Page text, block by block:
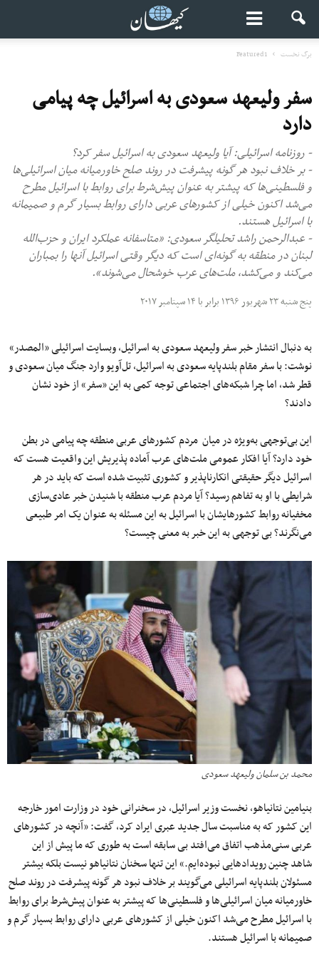
برگ نخست Featured1
سفر ولیعهد سعودی به اسرائیل چه پیامی
دارد
- روزنامه اسرائیلی: آیا ولیعهد سعودی به اسرائیل سفر کرد؟
- بر خلاف نبود هر گونه پیشرفت در روند صلح خاورمیانه میان اسرائیلی‌ها
و فلسطینی‌ها که پیشتر به عنوان پیش‌شرط برای روابط با اسرائیل مطرح
می‌شد اکنون خیلی از کشورهای عربی دارای روابط بسیار گرم و صمیمانه
با اسرائیل هستند.
- عبدالرحمن راشد تحلیلگر سعودی: «متاسفانه عملکرد ایران و حزب‌الله
لبنان در منطقه به گونه‌ای است که دیگر وقتی اسرائیل آنها را بمباران
می‌کند و می‌کشد، ملت‌های عرب خوشحال می‌شوند».
پنج شنبه ۲۳ شهریور ۱۳۹۶ برابر با ۱۴ سپتامبر ۲۰۱۷
به دنبال انتشار خبر سفر ولیعهد سعودی به اسرائیل، وبسایت اسرائیلی «المصدر»
نوشت: با سفر مقام بلندپایه سعودی به اسرائیل، تل‌آویو وارد جنگ میان سعودی و
قطر شد، اما چرا شبکه‌های اجتماعی توجه کمی به این «سفر» از خود نشان
دادند؟
این بی‌توجهی به‌ویژه در میان مردم کشورهای عربی منطقه چه پیامی در بطن
خود دارد؟ آیا افکار عمومی ملت‌های عرب آماده پذیریش این واقعیت هست که
اسرائیل دیگر حقیقتی انکارناپذیر و کشوری تثبیت شده است که باید در هر
شرایطی با او به تفاهم رسید؟ آیا مردم عرب منطقه با شنیدن خبر عادی‌سازی
مخفیانه روابط کشورهایشان با اسرائیل به این مسئله به عنوان یک امر طبیعی
می‌نگرند؟ بی توجهی به این خبر به معنی چیست؟
محمد بن سلمان ولیعهد سعودی
بنیامین نتانیاهو، نخست وزیر اسرائیل، در سخنرانی خود در وزارت امور خارجه
این کشور که به مناسبت سال جدید عبری ایراد کرد، گفت: «آنچه در کشورهای
عربی سنی‌مذهب اتفاق می‌افتد بی سابقه است به طوری که ما پیش از این
شاهد چنین رویدادهایی نبوده‌ایم.» این تنها سخنان نتانیاهو نیست بلکه بیشتر
مسئولان بلندپایه اسرائیلی می‌گویند بر خلاف نبود هر گونه پیشرفت در روند صلح
خاورمیانه میان اسرائیلی‌ها و فلسطینی‌ها که پیشتر به عنوان پیش‌شرط برای روابط
با اسرائیل مطرح می‌شد اکنون خیلی از کشورهای عربی دارای روابط بسیار گرم و
صمیمانه با اسرائیل هستند.